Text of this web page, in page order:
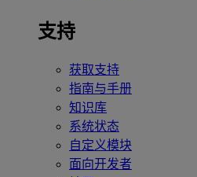
支持
获取支持
指南与手册
知识库
系统状态
自定义模块
面向开发者